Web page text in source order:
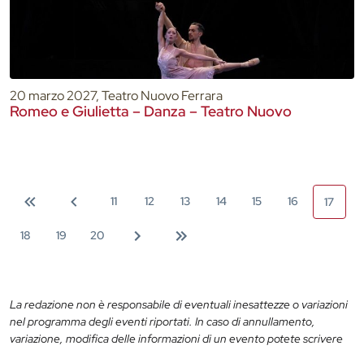
20 marzo 2027, Teatro Nuovo Ferrara
Romeo e Giulietta – Danza – Teatro Nuovo
11 12 13 14 15 16 17
18 19 20
La redazione non è responsabile di eventuali inesattezze o variazioni
nel programma degli eventi riportati. In caso di annullamento,
variazione, modifica delle informazioni di un evento potete scrivere